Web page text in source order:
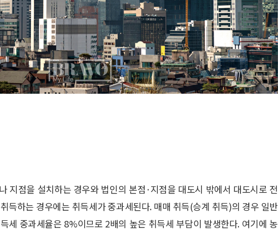
지점을 설치하는 경우와 법인의 본점·지점을 대도시 밖에서 대도시로 전
득하는 경우에는 취득세가 중과세된다. 매매 취득(승계 취득)의 경우 일반
세 중과세율은 8%이므로 2배의 높은 취득세 부담이 발생한다. 여기에 농